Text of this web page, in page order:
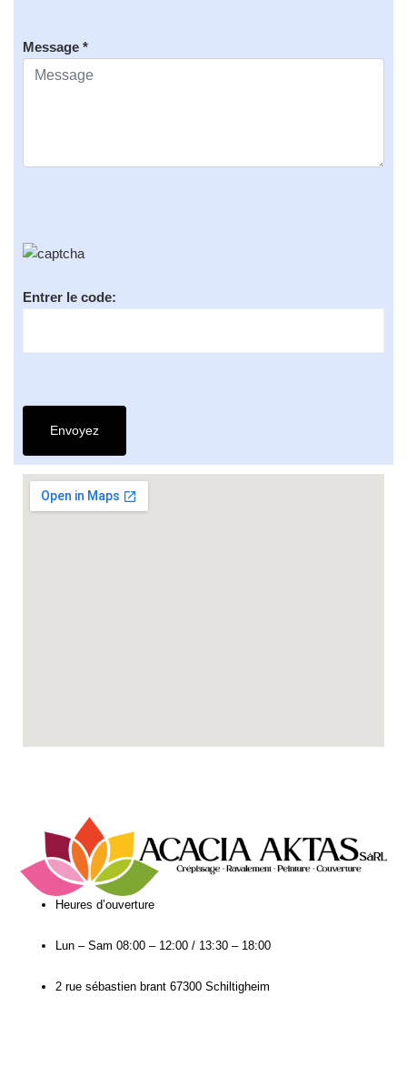
Message *
Entrer le code:
Heures d’ouverture​
Lun – Sam 08:00 – 12:00 / 13:30 – 18:00
2 rue sébastien brant 67300 Schiltigheim